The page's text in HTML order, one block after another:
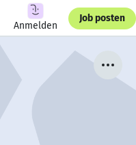
Anmelden
Job posten